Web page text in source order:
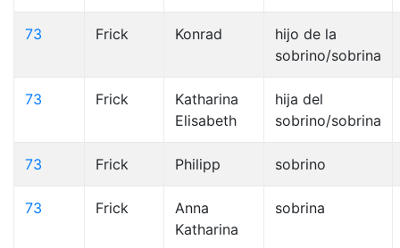
73 Frick Konrad
hijo de la
sobrino/sobrina
73 Frick
Katharina
Elisabeth
hija del
sobrino/sobrina
73 Frick Philipp sobrino
73 Frick
Anna
Katharina
sobrina